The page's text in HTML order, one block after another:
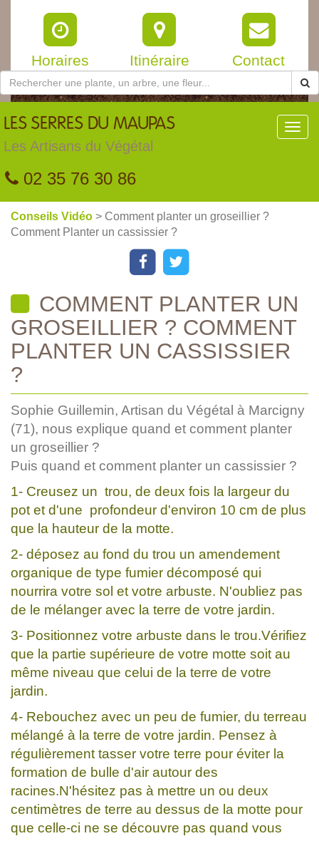
Horaires Itinéraire Contact
LES SERRES DU MAUPAS
Les Artisans du Végétal
02 35 76 30 86
Conseils Vidéo > Comment planter un groseillier ?
Comment Planter un cassissier ?
COMMENT PLANTER UN
GROSEILLIER ? COMMENT
PLANTER UN CASSISSIER
?
Sophie Guillemin, Artisan du Végétal à Marcigny
(71), nous explique quand et comment planter
un groseillier ?
Puis quand et comment planter un cassissier ?
1- Creusez un trou, de deux fois la largeur du
pot et d'une profondeur d'environ 10 cm de plus
que la hauteur de la motte.
2- déposez au fond du trou un amendement
organique de type fumier décomposé qui
nourrira votre sol et votre arbuste. N'oubliez pas
de le mélanger avec la terre de votre jardin.
3- Positionnez votre arbuste dans le trou.Vérifiez
que la partie supérieure de votre motte soit au
même niveau que celui de la terre de votre
jardin.
4- Rebouchez avec un peu de fumier, du terreau
mélangé à la terre de votre jardin. Pensez à
régulièrement tasser votre terre pour éviter la
formation de bulle d'air autour des
racines.N'hésitez pas à mettre un ou deux
centimètres de terre au dessus de la motte pour
que celle-ci ne se découvre pas quand vous